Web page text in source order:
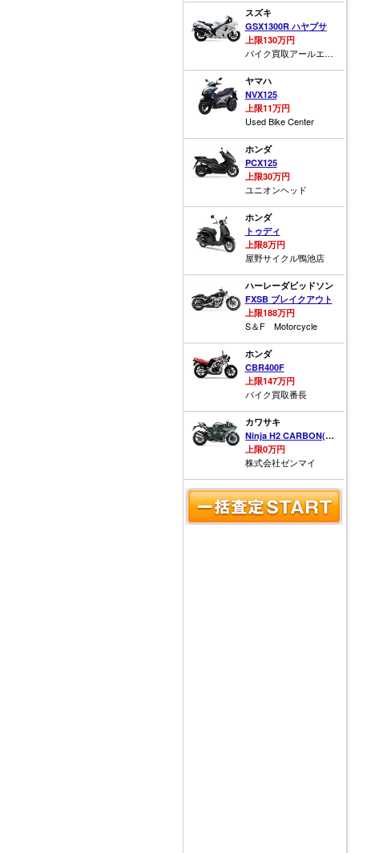
スズキ
GSX1300R ハヤブサ
上限130万円
バイク買取アールエス福山
ヤマハ
NVX125
上限11万円
Used Bike Center
ホンダ
PCX125
上限30万円
ユニオンヘッド
ホンダ
トゥディ
上限8万円
屋野サイクル鴨池店
ハーレーダビッドソン
FXSB ブレイクアウト
上限188万円
S＆F Motorcycle
ホンダ
CBR400F
上限147万円
バイク買取番長
カワサキ
Ninja H2 CARBON(カーボン)
上限0万円
株式会社ゼンマイ